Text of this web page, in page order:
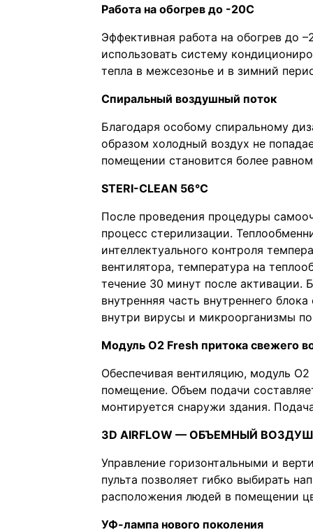
Работа на обогрев до -20С
Эффективная работа на обогрев до
использовать систему
тепла в межсезонье и в зимний
Спиральный воздушный поток
Благодаря особому спиральному
образом холодный воздух не
помещении становится более
STERI-CLEAN 56°C
После проведения процедуры
процесс стерилизации.
интеллектуального контроля
вентилятора, температура на
течение 30 минут после активации.
внутренняя часть внутреннего
внутри вирусы и микроорганизмы
Модуль O2 Fresh притока свежего
Обеспечивая вентиляцию, модуль
помещение. Объем подачи
монтируется снаружи здания.
3D AIRFLOW — ОБЪЕМНЫЙ
Управление горизонтальными и
пульта позволяет гибко выбирать
расположения людей в помещении
УФ-лампа нового поколения